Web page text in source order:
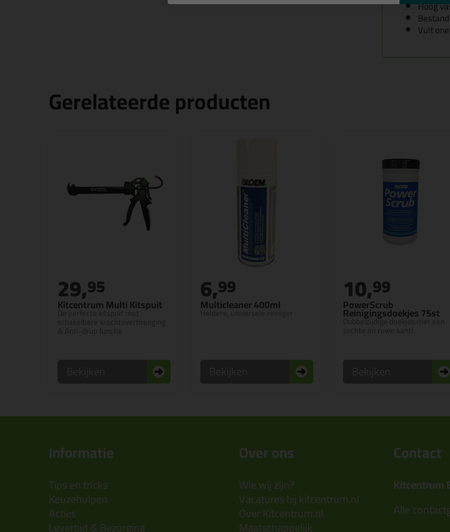
Hoog
Vult
Gerelateerde producten
Kitcentrum Multi Kitspuit
De perfecte kitspuit met
29,95
Multicleaner 400ml
Heldere, universele reiniger
6,99
PowerScrub
Reinigingsdoekjes 75st
Dubbelzijdige doekjes met een
10,99
Informatie
Tips en tricks
Keuzehulpen
Acties
Levertijd & Bezorging
Over ons
Wie wij zijn?
Vacatures bij kitcentrum.nl
Over Kitcentrum.nl
Maatschappelijk
Contact
Kitcentrum
Alle